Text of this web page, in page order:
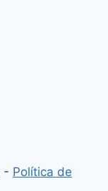
- Política de